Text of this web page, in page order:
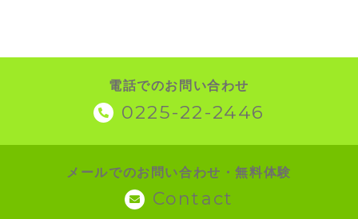
電話でのお問い合わせ
0225-22-2446
メールでのお問い合わせ・無料体験
Contact